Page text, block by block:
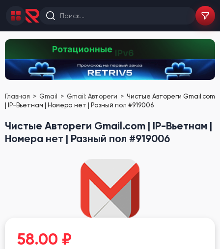
Главная Gmail Gmail: Автореги
Чистые Автореги Gmail.com
| IP-Вьетнам | Номера нет | Разный пол #919006
Чистые Автореги Gmail.com | IP-Вьетнам |
Номера нет | Разный пол #919006
58.00 ₽